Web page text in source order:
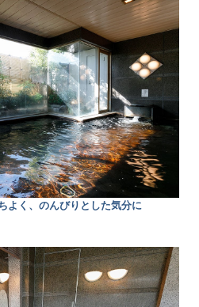
よく、のんびりとした気分に